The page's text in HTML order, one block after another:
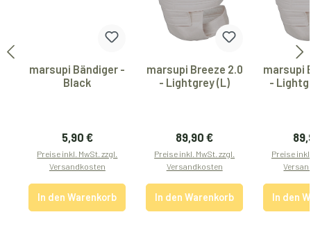
marsupi Bändiger -
Black
Regulärer Preis:
5,90 €
Preise inkl. MwSt. zzgl.
Versandkosten
In den Warenkorb
marsupi Breeze 2.0
- Lightgrey (L)
Regulärer Preis:
89,90 €
Preise inkl. MwSt. zzgl.
Versandkosten
In den Warenkorb
marsupi
-
Preise
In den